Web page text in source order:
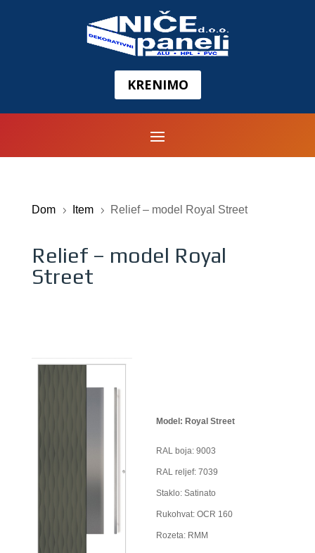
KRENIMO
Dom 5 Item 5 Relief – model Royal Street
Relief – model Royal
Street
Model: Royal Street
RAL boja: 9003
RAL reljef: 7039
Staklo: Satinato
Rukohvat: OCR 160
Rozeta: RMM